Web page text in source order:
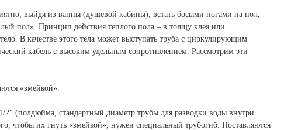
выйдя из ванны (душевой кабины), встать босыми ногами на пол,
пол». Принцип действия теплого пола – в толщу клея или
В качестве этого тела может выступать труба с циркулирующим
кабель с высоким удельным сопротивлением. Рассмотрим эти
«змейкой».
2" (полдюйма, стандартный диаметр трубы для разводки воды внутри
чтобы их гнуть «змейкой», нужен специальный трубогиб. Поставляются